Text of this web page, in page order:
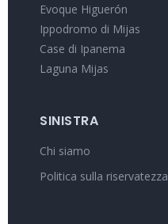
Evoque Higuerón
Ippodromo di Mijas
Case di Ipanema
Laguna Mijas
SINISTRA
Chi siamo
Politica sulla riservatezza